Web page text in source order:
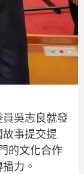
吳志良就發
事提交提
的文化合作
力。